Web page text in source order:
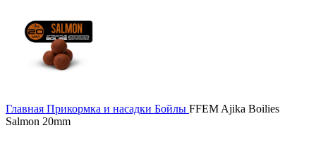
Главная Прикормка и насадки Бойлы FFEM Ajika Boilies
Salmon 20mm